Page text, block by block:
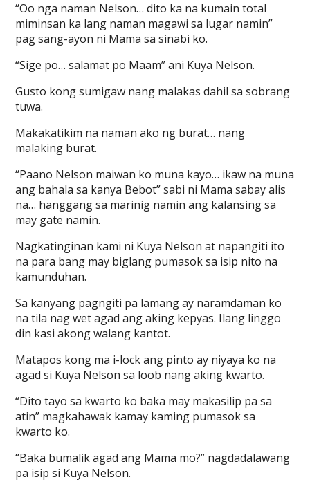
“Oo nga naman Nelson… dito ka na kumain total
miminsan ka lang naman magawi sa lugar namin”
pag sang-ayon ni Mama sa sinabi ko.
“Sige po… salamat po Maam” ani Kuya Nelson.
Gusto kong sumigaw nang malakas dahil sa sobrang
tuwa.
Makakatikim na naman ako ng burat… nang
malaking burat.
“Paano Nelson maiwan ko muna kayo… ikaw na muna
ang bahala sa kanya Bebot” sabi ni Mama sabay alis
na… hanggang sa marinig namin ang kalansing sa
may gate namin.
Nagkatinginan kami ni Kuya Nelson at napangiti ito
na para bang may biglang pumasok sa isip nito na
kamunduhan.
Sa kanyang pagngiti pa lamang ay naramdaman ko
na tila nag wet agad ang aking kepyas. Ilang linggo
din kasi akong walang kantot.
Matapos kong ma i-lock ang pinto ay niyaya ko na
agad si Kuya Nelson sa loob nang aking kwarto.
“Dito tayo sa kwarto ko baka may makasilip pa sa
atin” magkahawak kamay kaming pumasok sa
kwarto ko.
“Baka bumalik agad ang Mama mo?” nagdadalawang
pa isip si Kuya Nelson.